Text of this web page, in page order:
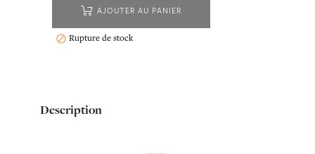
AJOUTER AU PANIER
 Rupture de stock
Description